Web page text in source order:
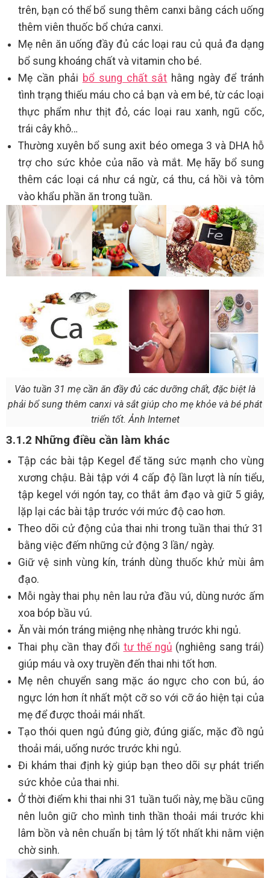
trên, bạn có thể bổ sung thêm canxi bằng cách uống
thêm viên thuốc bổ chứa canxi.
Mẹ nên ăn uống đầy đủ các loại rau củ quả đa dạng
bổ sung khoáng chất và vitamin cho bé.
Mẹ cần phải bổ sung chất sắt hằng ngày để tránh
tình trạng thiếu máu cho cả bạn và em bé, từ các loại
thực phẩm như thịt đỏ, các loại rau xanh, ngũ cốc,
trái cây khô…
Thường xuyên bổ sung axit béo omega 3 và DHA hỗ
trợ cho sức khỏe của não và mắt. Mẹ hãy bổ sung
thêm các loại cá như cá ngừ, cá thu, cá hồi và tôm
vào khẩu phần ăn trong tuần.
Vào tuần 31 mẹ cần ăn đầy đủ các dưỡng chất, đặc biệt là
phải bổ sung thêm canxi và sắt giúp cho mẹ khỏe và bé phát
triển tốt. Ảnh Internet
3.1.2 Những điều cần làm khác
Tập các bài tập Kegel để tăng sức mạnh cho vùng
xương chậu. Bài tập với 4 cấp độ lần lượt là nín tiểu,
tập kegel với ngón tay, co thắt âm đạo và giữ 5 giây,
lặp lại các bài tập trước với mức độ cao hơn.
Theo dõi cử động của thai nhi trong tuần thai thứ 31
bằng việc đếm những cử động 3 lần/ ngày.
Giữ vệ sinh vùng kín, tránh dùng thuốc khử mùi âm
đạo.
Mỗi ngày thai phụ nên lau rửa đầu vú, dùng nước ấm
xoa bóp bầu vú.
Ăn vài món tráng miệng nhẹ nhàng trước khi ngủ.
Thai phụ cần thay đổi tư thế ngủ (nghiêng sang trái)
giúp máu và oxy truyền đến thai nhi tốt hơn.
Mẹ nên chuyển sang mặc áo ngực cho con bú, áo
ngực lớn hơn ít nhất một cỡ so với cỡ áo hiện tại của
mẹ để được thoải mái nhất.
Tạo thói quen ngủ đúng giờ, đúng giấc, mặc đồ ngủ
thoải mái, uống nước trước khi ngủ.
Đi khám thai định kỳ giúp bạn theo dõi sự phát triển
sức khỏe của thai nhi.
Ở thời điểm khi thai nhi 31 tuần tuổi này, mẹ bầu cũng
nên luôn giữ cho mình tinh thần thoải mái trước khi
lâm bồn và nên chuẩn bị tâm lý tốt nhất khi nằm viện
chờ sinh.